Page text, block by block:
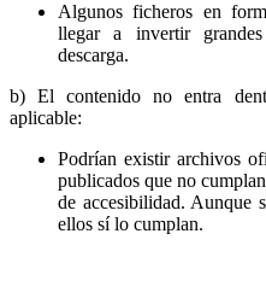
Algunos ficheros en
llegar a invertir
descarga.
b) El contenido no entra
aplicable:
Podrían existir archivos
publicados que no
de accesibilidad. Aunque
ellos sí lo cumplan.